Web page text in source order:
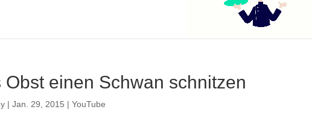
Obst einen Schwan schnitzen
| Jan. 29, 2015 | YouTube